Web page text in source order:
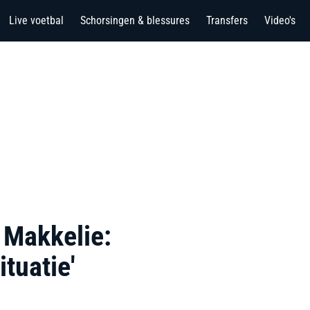
Live voetbal Schorsingen & blessures Transfers Video's